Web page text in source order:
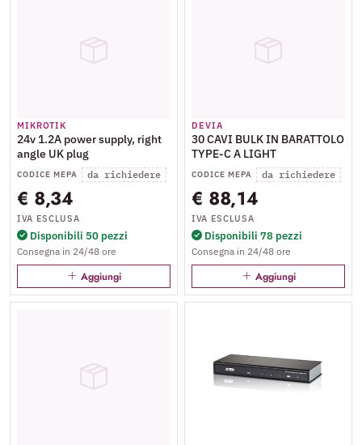
MIKROTIK
24v 1.2A power supply, right
angle UK plug
CODICE MEPA da richiedere
€ 8,34
IVA ESCLUSA
Disponibili 50 pezzi
Consegna in 24/48 ore
Aggiungi
DEVIA
30 CAVI BULK IN BARATTOLO
TYPE-C A LIGHT
CODICE MEPA da richiedere
€ 88,14
IVA ESCLUSA
Disponibili 78 pezzi
Consegna in 24/48 ore
Aggiungi